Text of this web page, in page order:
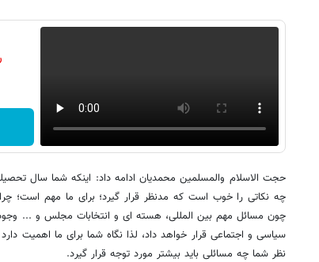
حجت الاسلام والمسلمین محمدیان ادامه داد: اینکه شما سال
چه نکاتی را خوب است که مدنظر قرار گیرد؛ برای ما مهم است؛
چون مسائل مهم بین المللی، هسته ای و انتخابات مجلس و ...
سیاسی و اجتماعی قرار خواهد داد، لذا نگاه شما برای ما اهمیت
نظر شما چه مسائلی باید بیشتر مورد توجه قرار گیرد.